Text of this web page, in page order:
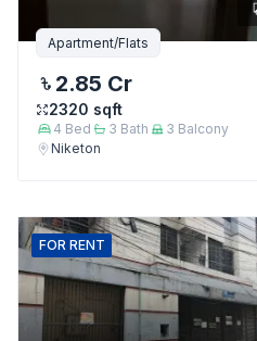
Apartment/Flats
2.85 Cr
2320 sqft
4 Bed 3 Bath 3 Balcony
Niketon
FOR RENT